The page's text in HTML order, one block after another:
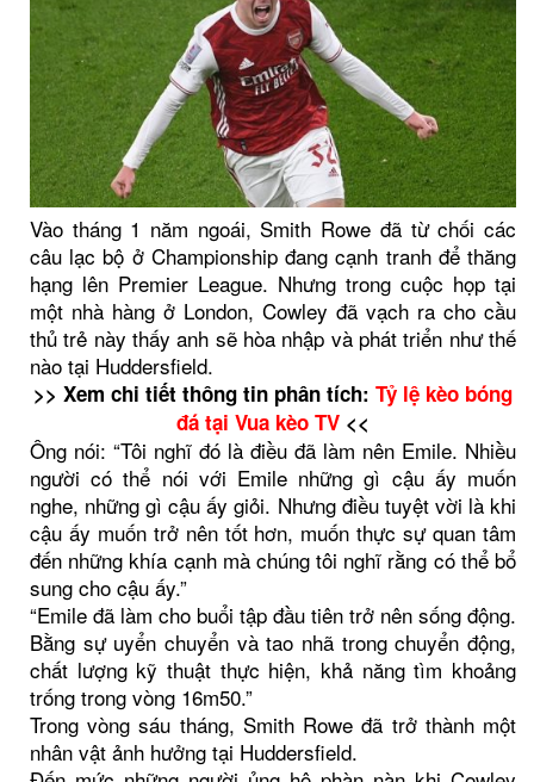
Vào tháng 1 năm ngoái, Smith Rowe đã từ chối các
câu lạc bộ ở Championship đang cạnh tranh để thăng
hạng lên Premier League. Nhưng trong cuộc họp tại
một nhà hàng ở London, Cowley đã vạch ra cho cầu
thủ trẻ này thấy anh sẽ hòa nhập và phát triển như thế
nào tại Huddersfield.
>> Xem chi tiết thông tin phân tích: Tỷ lệ kèo bóng
đá tại Vua kèo TV <<
Ông nói: “Tôi nghĩ đó là điều đã làm nên Emile. Nhiều
người có thể nói với Emile những gì cậu ấy muốn
nghe, những gì cậu ấy giỏi. Nhưng điều tuyệt vời là khi
cậu ấy muốn trở nên tốt hơn, muốn thực sự quan tâm
đến những khía cạnh mà chúng tôi nghĩ rằng có thể bổ
sung cho cậu ấy.”
“Emile đã làm cho buổi tập đầu tiên trở nên sống động.
Bằng sự uyển chuyển và tao nhã trong chuyển động,
chất lượng kỹ thuật thực hiện, khả năng tìm khoảng
trống trong vòng 16m50.”
Trong vòng sáu tháng, Smith Rowe đã trở thành một
nhân vật ảnh hưởng tại Huddersfield.